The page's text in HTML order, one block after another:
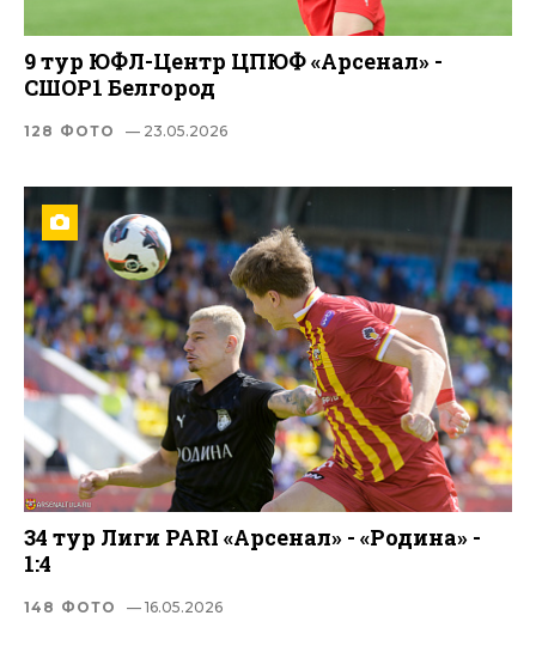
9 тур ЮФЛ-Центр ЦПЮФ «Арсенал» -
СШОР1 Белгород
128 ФОТО — 23.05.2026
34 тур Лиги PARI «Арсенал» - «Родина» -
1:4
148 ФОТО — 16.05.2026